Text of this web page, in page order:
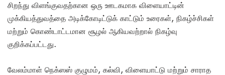
சிறந்து விளங்குவதற்கான ஒரு ஊடகமாக விளையாட்டின்
முக்கியத்துவத்தை அடிக்கோடிட்டுக் காட்டும் உரைகள், நிகழ்ச்சிகள்
மற்றும் கொண்டாட்டமான சூழல் ஆகியவற்றால் நிகழ்வு
குறிக்கப்பட்டது.
வேலம்மாள் நெக்ஸஸ் குழுமம், கல்வி, விளையாட்டு மற்றும் சாராத